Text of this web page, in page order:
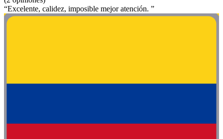
“Excelente, calidez, imposible mejor atención. ”